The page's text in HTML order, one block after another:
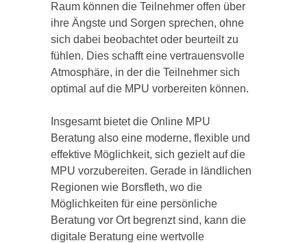
Raum können die Teilnehmer offen über
ihre Ängste und Sorgen sprechen, ohne
sich dabei beobachtet oder beurteilt zu
fühlen. Dies schafft eine vertrauensvolle
Atmosphäre, in der die Teilnehmer sich
optimal auf die MPU vorbereiten können.
Insgesamt bietet die Online MPU
Beratung also eine moderne, flexible und
effektive Möglichkeit, sich gezielt auf die
MPU vorzubereiten. Gerade in ländlichen
Regionen wie Borsfleth, wo die
Möglichkeiten für eine persönliche
Beratung vor Ort begrenzt sind, kann die
digitale Beratung eine wertvolle